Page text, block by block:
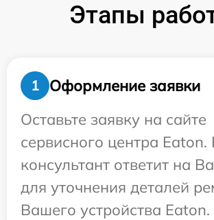
Этапы
1
Оформление заявки
Оставьте заявку на сайте
сервисного центра
консультант ответит на
для уточнения деталей
Вашего устройства Eaton.